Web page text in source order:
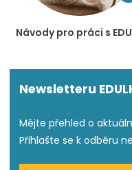
Návody pro práci s
Newsletteru
Mějte přehled o
Přihlašte se k odběru